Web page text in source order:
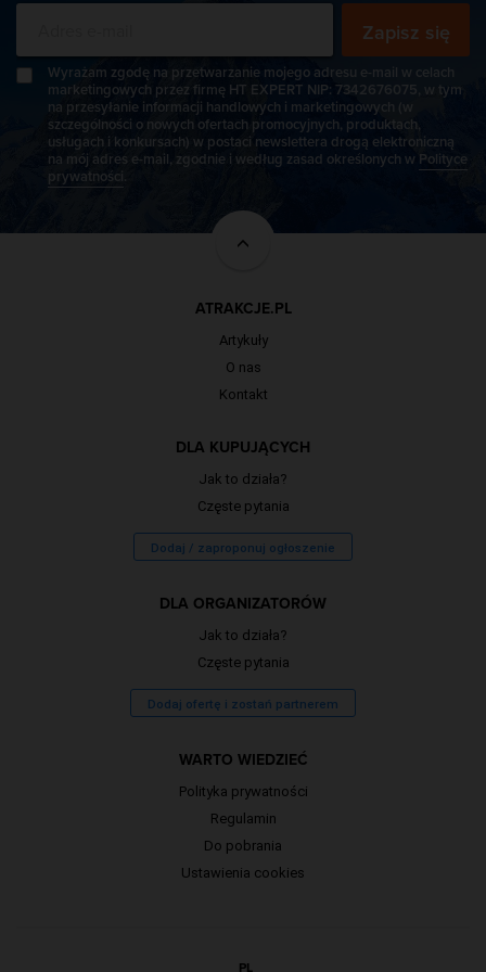
Zapisz się
Wyrażam zgodę na przetwarzanie mojego adresu e-mail w celach
marketingowych przez firmę HT EXPERT NIP: 7342676075, w tym
na przesyłanie informacji handlowych i marketingowych (w
szczególności o nowych ofertach promocyjnych, produktach,
usługach i konkursach) w postaci newslettera drogą elektroniczną
na mój adres e-mail, zgodnie i według zasad określonych w Polityce
prywatności.
ATRAKCJE.PL
Artykuły
O nas
Kontakt
DLA KUPUJĄCYCH
Jak to działa?
Częste pytania
Dodaj / zaproponuj ogłoszenie
DLA ORGANIZATORÓW
Jak to działa?
Częste pytania
Dodaj ofertę i zostań partnerem
WARTO WIEDZIEĆ
Polityka prywatności
Regulamin
Do pobrania
Ustawienia cookies
PL